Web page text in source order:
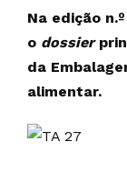
Na edição
o dossier
da
alimentar.